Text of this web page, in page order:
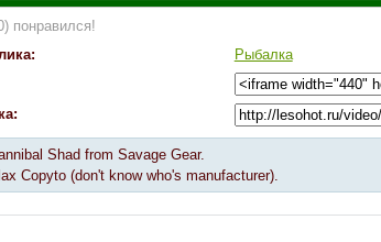
понравился!
Рыбалка
Shad from Savage Gear.
Copyto (don't know who's manufacturer).